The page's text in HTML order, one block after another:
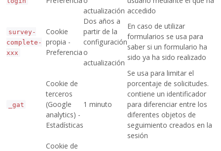
actualización accedido
survey-
complete-
xxx
Cookie
propia -
Preferencia
Dos años a
partir de la
configuración
o
actualización
En caso de utilizar
formularios se usa para
saber si un formulario ha
sido ya ha sido realizado
_gat
Cookie de
terceros
(Google
analytics) -
Estadísticas
1 minuto
Se usa para limitar el
porcentaje de solicitudes.
contiene un identificador
para diferenciar entre los
diferentes objetos de
seguimiento creados en la
sesión
Cookie de